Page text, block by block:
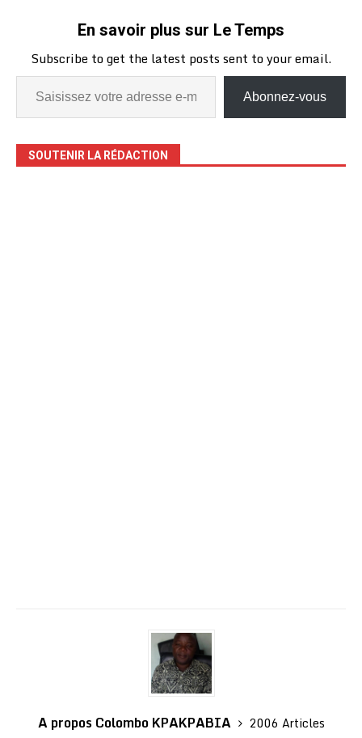
En savoir plus sur Le Temps
Subscribe to get the latest posts sent to your email.
Abonnez-vous
SOUTENIR LA RÉDACTION
A propos Colombo KPAKPABIA
2006 Articles